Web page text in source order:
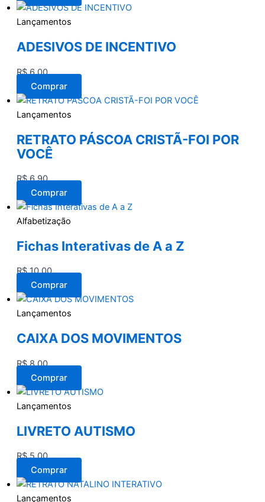
Lançamentos
ADESIVOS DE INCENTIVO
R$6,00
Comprar
Lançamentos
RETRATO PÁSCOA CRISTÃ-FOI POR
VOCÊ
R$6,90
Comprar
Alfabetização
Fichas Interativas de A a Z
R$10,00
Comprar
Lançamentos
CAIXA DOS MOVIMENTOS
R$8,00
Comprar
Lançamentos
LIVRETO AUTISMO
R$5,00
Comprar
Lançamentos